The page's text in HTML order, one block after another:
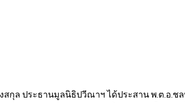
สกุล ประธานมูลนิธิปวีณาฯ ได้ประสาน พ.ต.อ.ช